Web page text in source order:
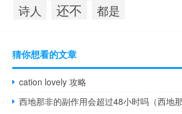
诗人 还不 都是
猜你想看的文章
cation lovely 攻略
西地那非的副作用会超过48小时吗（西地